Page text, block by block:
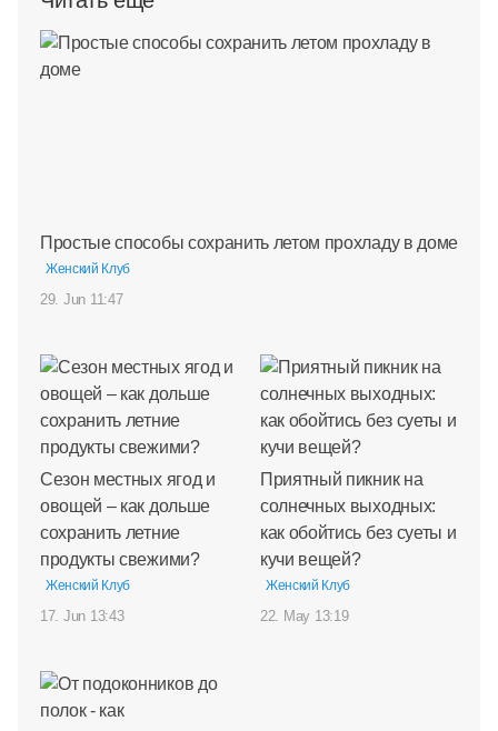
Простые способы сохранить летом прохладу в доме
Женский Клуб
29. Jun 11:47
Сезон местных ягод и
овощей – как дольше
сохранить летние
продукты свежими?
Женский Клуб
17. Jun 13:43
Приятный пикник на
солнечных выходных:
как обойтись без суеты и
кучи вещей?
Женский Клуб
22. May 13:19